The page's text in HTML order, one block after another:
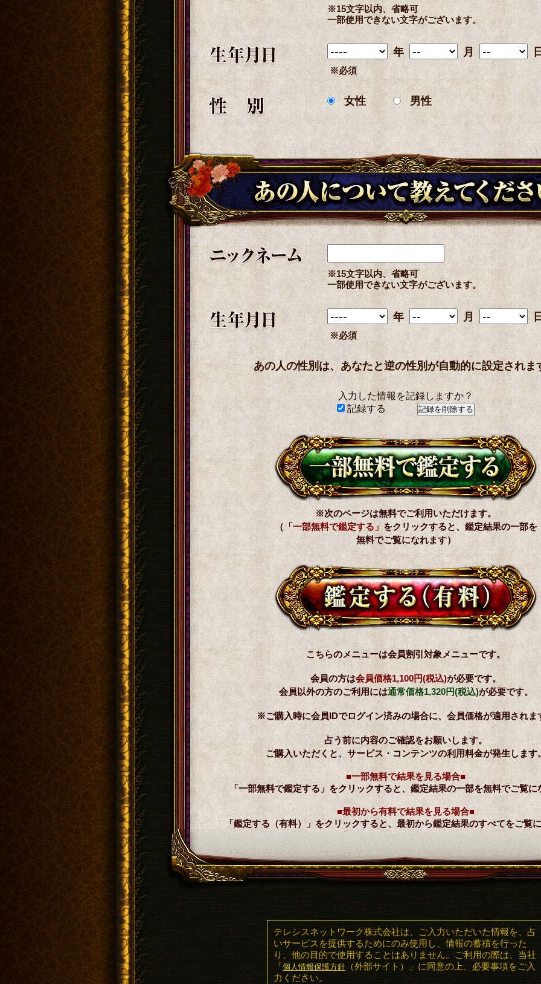
※15文字以内、省略可
一部使用できない文字がございます。
生年月日 年 月
※必須
性別 女性 男性
あの人について教えてください
ニックネーム
※15文字以内、省略可
一部使用できない文字がございます。
生年月日 年 月
※必須
あの人の性別は、あなたと逆の性別が自動的に設定されま
入力した情報を記録しますか？
記録する
※次のページは無料でご利用いただけます。
（ 「一部無料で鑑定する」 をクリックすると、鑑定結果の一部を
無料でご覧になれます）
こちらのメニューは会員割引対象メニューです。
会員の方は会員価格1,100円(税込)が必要です。
会員以外の方のご利用には通常価格1,320円(税込)が必要です。
※ご購入時に会員IDでログイン済みの場合に、会員価格が適用されま
占う前に内容のご確認をお願いします。
ご購入いただくと、サービス・コンテンツの利用料金が発生します
■一部無料で結果を見る場合■
「一部無料で鑑定する」をクリックすると、鑑定結果の一部を無料でご覧に
■最初から有料で結果を見る場合■
「鑑定する（有料）」をクリックすると、最初から鑑定結果のすべてをご覧
テレシスネットワーク株式会社は、ご入力いただいた情報を、占
いサービスを提供するためにのみ使用し、情報の蓄積を行った
り、他の目的で使用することはありません。ご利用の際は、当社
「 個人情報保護方針 （外部サイト）」に同意の上、必要事項をご入
力ください。